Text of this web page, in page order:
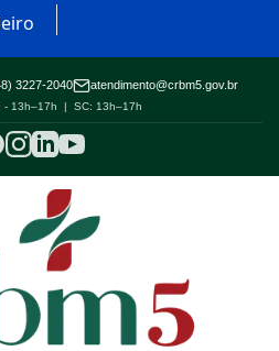
3227-2040 atendimento@crbm5.gov.br
- 13h–17h | SC: 13h–17h